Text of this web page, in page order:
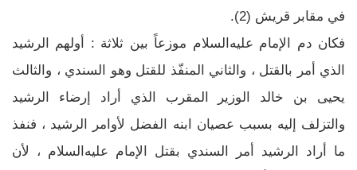
في مقابر قريش (2).
فكان دم الإمام عليه‌السلام موزعاً بين ثلاثة : أولهم الرشيد
الذي أمر بالقتل ، والثاني المنفّذ للقتل وهو السندي ، والثالث
يحيى بن خالد الوزير المقرب الذي أراد إرضاء الرشيد
والتزلف إليه بسبب عصيان ابنه الفضل لأوامر الرشيد ، فنفذ
ما أراد الرشيد أمر السندي بقتل الإمام عليه‌السلام ، لأن